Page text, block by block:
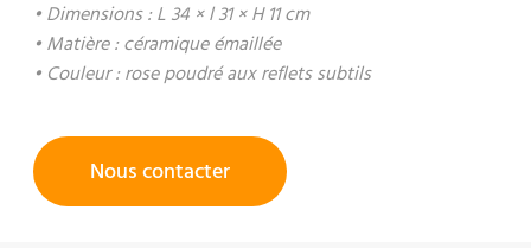
• Dimensions : L 34 × l 31 × H 11 cm
• Matière : céramique émaillée
• Couleur : rose poudré aux reflets subtils
Nous contacter